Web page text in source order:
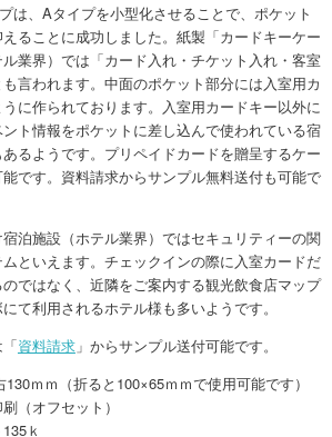
は、Aタイプを小型化させることで、ポケット
ることに成功しました。紙製「カードキーケー
業界）では「カード入れ・チケット入れ・客室
言われます。中面のポケット部分には入室用カ
に作られております。入室用カードキー以外に
ト情報をポケットに差し込んで使われている宿
るようです。プリペイドカードを贈呈するケー
です。資料請求からサンプル無料送付も可能で
泊施設（ホテル業界）ではセキュリティーの関
といえます。チェックインの際に入室カードだ
ではなく、近隣をご案内する観光飲食店マップ
て利用されるホテル様も多いようです。
資料請求」からサンプル送付可能です。
ｍｍ（折ると100×65ｍｍで使用可能です）
オフセット）
ｋ